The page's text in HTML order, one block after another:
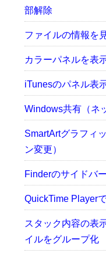
部解除
ファイルの情報を
カラーパネルを表
iTunesのパネル表
Windows共有（ネ
SmartArtグラフィ
ン変更）
Finderのサイドバ
QuickTime Player
スタック内容の表
イルをグループ化